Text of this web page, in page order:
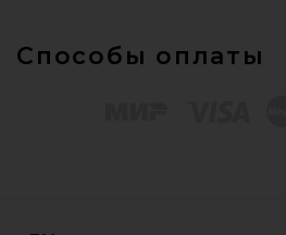
Способы оплаты